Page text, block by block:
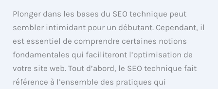
Plonger dans les bases du SEO technique peut
sembler intimidant pour un débutant. Cependant, il
est essentiel de comprendre certaines notions
fondamentales qui faciliteront l’optimisation de
votre site web. Tout d’abord, le SEO technique fait
référence à l’ensemble des pratiques qui